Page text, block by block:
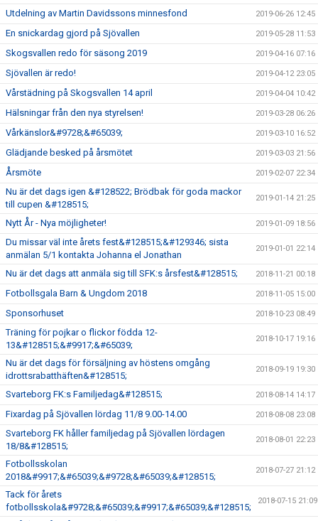
Utdelning av Martin Davidssons minnesfond 2019-06-26 12:45
En snickardag gjord på Sjövallen 2019-05-28 11:53
Skogsvallen redo för säsong 2019 2019-04-16 07:16
Sjövallen är redo! 2019-04-12 23:05
Vårstädning på Skogsvallen 14 april 2019-04-04 10:42
Hälsningar från den nya styrelsen! 2019-03-28 06:26
Vårkänslor&#9728;&#65039; 2019-03-10 16:52
Glädjande besked på årsmötet 2019-03-03 21:56
Årsmöte 2019-02-07 22:34
Nu är det dags igen &#128522; Brödbak för goda mackor
till cupen &#128515;
2019-01-14 21:25
Nytt År - Nya möjligheter! 2019-01-09 18:56
Du missar väl inte årets fest&#128515;&#129346; sista
anmälan 5/1 kontakta Johanna el Jonathan
2019-01-01 22:14
Nu är det dags att anmäla sig till SFK:s årsfest&#128515; 2018-11-21 00:18
Fotbollsgala Barn & Ungdom 2018 2018-11-05 15:00
Sponsorhuset 2018-10-23 08:49
Träning för pojkar o flickor födda 12-
13&#128515;&#9917;&#65039;
2018-10-17 19:16
Nu är det dags för försäljning av höstens omgång
idrottsrabatthäften&#128515;
2018-09-19 19:30
Svarteborg FK:s Familjedag&#128515; 2018-08-14 14:17
Fixardag på Sjövallen lördag 11/8 9.00-14.00 2018-08-08 23:08
Svarteborg FK håller familjedag på Sjövallen lördagen
18/8&#128515;
2018-08-01 22:23
Fotbollsskolan
2018&#9917;&#65039;&#9728;&#65039;&#128515;
2018-07-27 21:12
Tack för årets
fotbollsskola&#9728;&#65039;&#9917;&#65039;&#128515;
2018-07-15 21:09